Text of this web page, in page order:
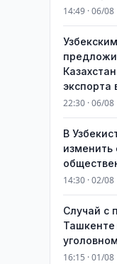
14:49 · 06/08
экспорта
22:30 · 06/08
В
изменить
14:30 · 02/08
Случай с
Ташкенте
16:15 · 01/08